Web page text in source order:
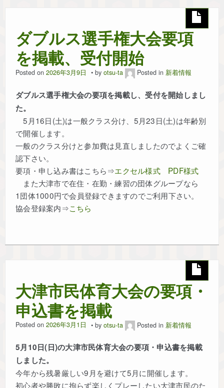
ダブルス選手権大会要項
を掲載、受付開始
Posted on 2026年3月9日 by otsu-ta Posted in 新着情報
ダブルス選手権大会の要項を掲載し、受付を開始しまし
た。
5月16日(土)は一般クラス分け、5月23日(土)は年齢別
で開催します。
一般のクラス分けと参加費は見直しましたのでよくご確
認下さい。
要項・申し込み書はこちら⇒エクセル様式
PDF様式
また大津市で在住・在勤・練習の団体グループなら
1団体1000円で会員登録できますのでご利用下さい。
協会登録案内⇒こちら
大津市民体育大会の要項・
申込書を掲載
Posted on 2026年3月1日 by otsu-ta Posted in 新着情報
5月10日(日)の大津市民体育大会の要項・申込書を掲載
しました。
今年から残暑厳しい9月を避けて5月に開催します。
初心者や勝敗に拘らず楽しくプレーしたい大津市民のた